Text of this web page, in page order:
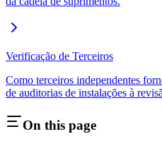
Verificação de Terceiros
Como terceiros independentes
de auditorias de instalações à
On this page